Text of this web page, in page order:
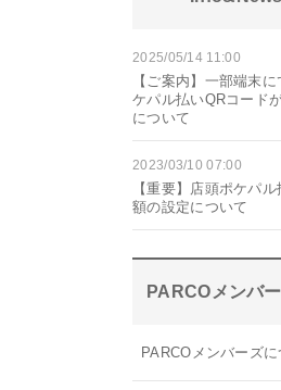
2025/05/14 11:00
【ご案内】一部端末
ケパル払いQRコード
について
2023/03/10 07:00
【重要】店頭ポケパ
額の設定について
PARCOメンバ
PARCOメンバーズ